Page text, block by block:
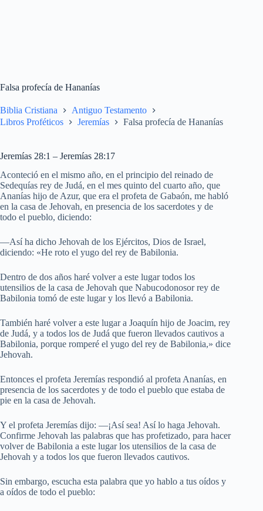
Falsa profecía de Hananías
Biblia Cristiana
Antiguo Testamento
Libros Proféticos
Jeremías Falsa profecía de Hananías
Jeremías 28:1 – Jeremías 28:17
Aconteció en el mismo año, en el principio del reinado de
Sedequías rey de Judá, en el mes quinto del cuarto año, que
Ananías hijo de Azur, que era el profeta de Gabaón, me habló
en la casa de Jehovah, en presencia de los sacerdotes y de
todo el pueblo, diciendo:
—Así ha dicho Jehovah de los Ejércitos, Dios de Israel,
diciendo: «He roto el yugo del rey de Babilonia.
Dentro de dos años haré volver a este lugar todos los
utensilios de la casa de Jehovah que Nabucodonosor rey de
Babilonia tomó de este lugar y los llevó a Babilonia.
También haré volver a este lugar a Joaquín hijo de Joacim, rey
de Judá, y a todos los de Judá que fueron llevados cautivos a
Babilonia, porque romperé el yugo del rey de Babilonia,» dice
Jehovah.
Entonces el profeta Jeremías respondió al profeta Ananías, en
presencia de los sacerdotes y de todo el pueblo que estaba de
pie en la casa de Jehovah.
Y el profeta Jeremías dijo: —¡Así sea! Así lo haga Jehovah.
Confirme Jehovah las palabras que has profetizado, para hacer
volver de Babilonia a este lugar los utensilios de la casa de
Jehovah y a todos los que fueron llevados cautivos.
Sin embargo, escucha esta palabra que yo hablo a tus oídos y
a oídos de todo el pueblo: